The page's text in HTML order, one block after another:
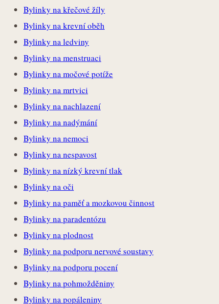
Bylinky na křečové žíly
Bylinky na krevní oběh
Bylinky na ledviny
Bylinky na menstruaci
Bylinky na močové potíže
Bylinky na mrtvici
Bylinky na nachlazení
Bylinky na nadýmání
Bylinky na nemoci
Bylinky na nespavost
Bylinky na nízký krevní tlak
Bylinky na oči
Bylinky na paměť a mozkovou činnost
Bylinky na paradentózu
Bylinky na plodnost
Bylinky na podporu nervové soustavy
Bylinky na podporu pocení
Bylinky na pohmožděniny
Bylinky na popáleniny